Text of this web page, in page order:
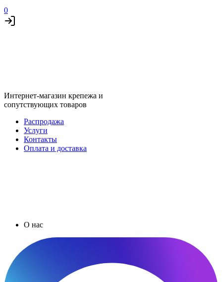
0
Интернет-магазин крепежа и
сопутствующих товаров
Распродажа
Услуги
Контакты
Оплата и доставка
О нас